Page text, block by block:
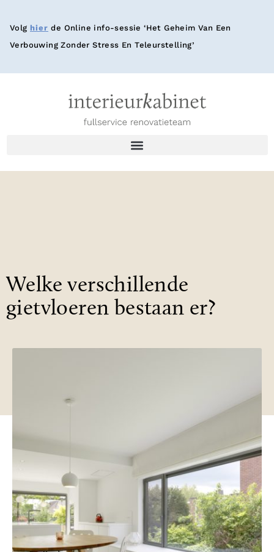
Volg hier de Online info-sessie ‘Het Geheim Van Een
Verbouwing Zonder Stress En Teleurstelling’
Welke verschillende
gietvloeren bestaan er?